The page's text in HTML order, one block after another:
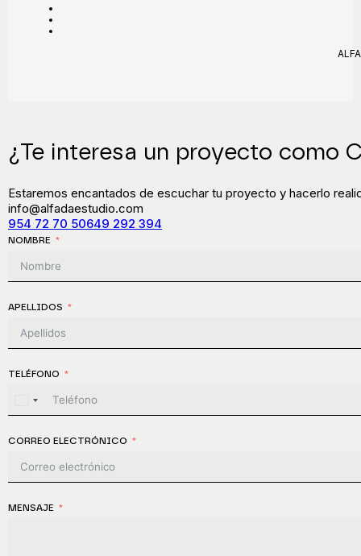
¿Te interesa un proyecto como
Estaremos encantados de escuchar tu proyecto y hacerlo
info@alfadaestudio.com
954 72 70 50649 292 394
NOMBRE
APELLIDOS
TELÉFONO
Spain
+34
CORREO ELECTRÓNICO
MENSAJE